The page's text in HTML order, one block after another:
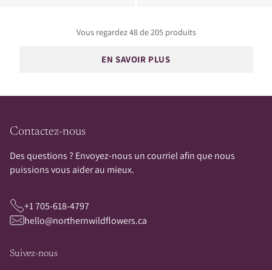
Vous regardez 48 de 205 produits
EN SAVOIR PLUS
Contactez-nous
Des questions ? Envoyez-nous un courriel afin que nous
puissions vous aider au mieux.
+1 705-618-4797
hello@northernwildflowers.ca
Suivez-nous